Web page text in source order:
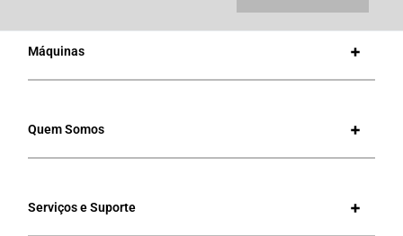
Máquinas
Quem Somos
Serviços e Suporte